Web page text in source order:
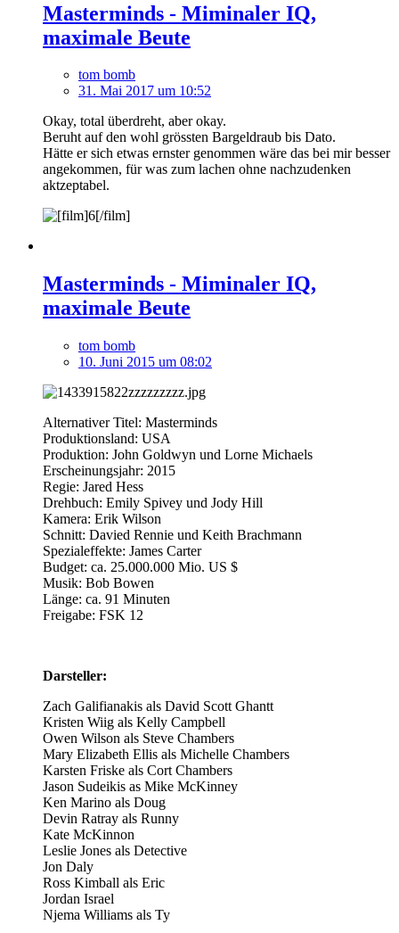
Masterminds - Miminaler IQ,
maximale Beute
tom bomb
31. Mai 2017 um 10:52
Okay, total überdreht, aber okay.
Beruht auf den wohl grössten Bargeldraub bis Dato.
Hätte er sich etwas ernster genommen wäre das bei mir besser
angekommen, für was zum lachen ohne nachzudenken
aktzeptabel.
Masterminds - Miminaler IQ,
maximale Beute
tom bomb
10. Juni 2015 um 08:02
Alternativer Titel: Masterminds
Produktionsland: USA
Produktion: John Goldwyn und Lorne Michaels
Erscheinungsjahr: 2015
Regie: Jared Hess
Drehbuch: Emily Spivey und Jody Hill
Kamera: Erik Wilson
Schnitt: Davied Rennie und Keith Brachmann
Spezialeffekte: James Carter
Budget: ca. 25.000.000 Mio. US $
Musik: Bob Bowen
Länge: ca. 91 Minuten
Freigabe: FSK 12
Darsteller:
Zach Galifianakis als David Scott Ghantt
Kristen Wiig als Kelly Campbell
Owen Wilson als Steve Chambers
Mary Elizabeth Ellis als Michelle Chambers
Karsten Friske als Cort Chambers
Jason Sudeikis as Mike McKinney
Ken Marino als Doug
Devin Ratray als Runny
Kate McKinnon
Leslie Jones als Detective
Jon Daly
Ross Kimball als Eric
Jordan Israel
Njema Williams als Ty